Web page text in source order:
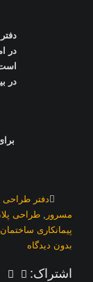
در
در
دفتر طراحی
مسرور , طراحی
پیمانکاری ساختمان
بدون دیدگاه
اشتراک: